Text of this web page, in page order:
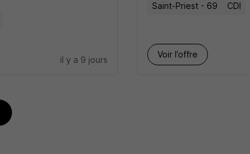
il y a 9 jours
Saint-Priest - 69 CDI
Voir l’offre